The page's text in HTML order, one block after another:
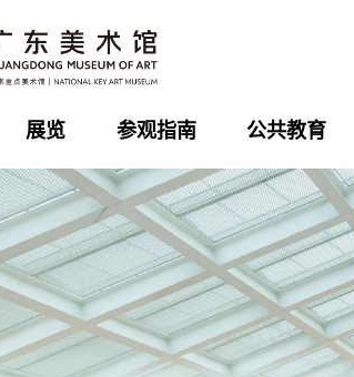
展览 参观指南 公共教育